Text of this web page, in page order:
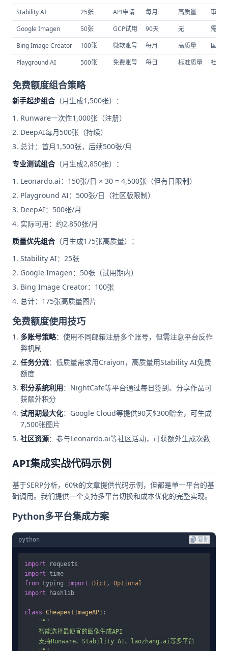
Stability AI
25张 API申请 每月 高质量
审核
Google Imagen
50张 GCP试用 90天 无
需信
Bing Image Creator
100张 微软账号 每月 高质量
国内
Playground AI
500张 免费账号 每日 标准质量 社区
免费额度组合策略
新手起步组合 （月生成1,500张）：
Runware一次性1,000张（注册）
DeepAI每月500张（持续）
总计：首月1,500张，后续500张/月
专业测试组合 （月生成2,850张）：
Leonardo.ai：150张/日 × 30 = 4,500张（但有日限制）
Playground AI：500张/日（社区版限制）
DeepAI：500张/月
实际可用：约2,850张/月
质量优先组合 （月生成175张高质量）：
Stability AI：25张
Google Imagen：50张（试用期内）
Bing Image Creator：100张
总计：175张高质量图片
免费额度使用技巧
多账号策略：使用不同邮箱注册多个账号，但需注意平台反作
弊机制
任务分流：低质量需求用Craiyon，高质量用Stability AI免费
额度
积分系统利用：NightCafe等平台通过每日签到、分享作品可
获额外积分
试用期最大化：Google Cloud等提供90天$300赠金，可生成
7,500张图片
社区资源：参与Leonardo.ai等社区活动，可获额外生成次数
API集成实战代码示例
基于SERP分析，60%的文章提供代码示例，但都是单一平台的基
础调用。我们提供一个支持多平台切换和成本优化的完整实现。
Python多平台集成方案
python 复制
import
import
from typing import Dict , Optional
import hashlib
class CheapestImageAPI :
"""
    智能选择最便宜的图像生成API
    支持Runware、Stability AI、laozhang.ai等多平台